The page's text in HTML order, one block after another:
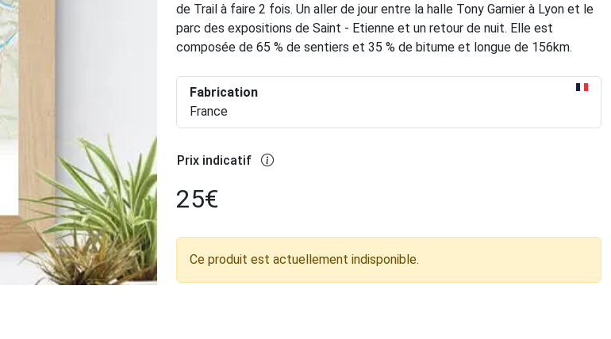
de Trail à faire 2 fois. Un aller de jour entre la halle Tony Garnier à Lyon et le
parc des expositions de Saint - Etienne et un retour de nuit. Elle est
composée de 65 % de sentiers et 35 % de bitume et longue de 156km.
Fabrication
France
Prix indicatif
25€
Ce produit est actuellement indisponible.